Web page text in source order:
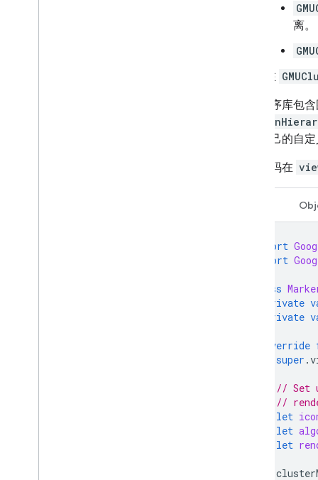
离。
在
实用程序库包
创建自己的自
以下代码在
import
import
class
private
private
override
super .
// Set
//
let
let
let